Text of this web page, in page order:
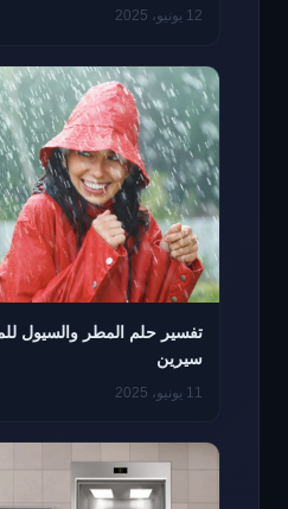
12 يونيو، 2025
تفسير حلم المطر والسيول
سيرين
11 يونيو، 2025